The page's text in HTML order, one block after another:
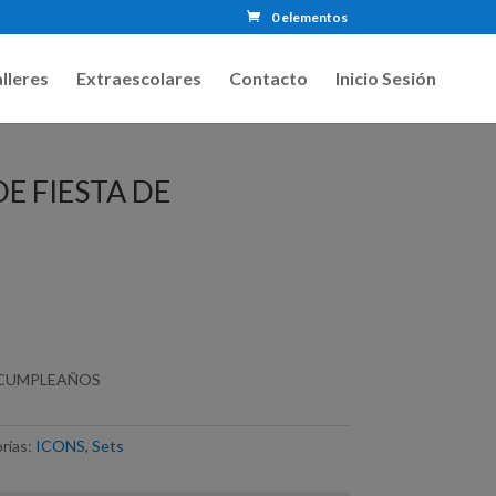
0 elementos
Extraescolares Contacto Inicio Sesión
FIESTA DE
ICONS, Sets